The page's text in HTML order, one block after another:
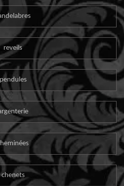
reveils
pendules
chenets